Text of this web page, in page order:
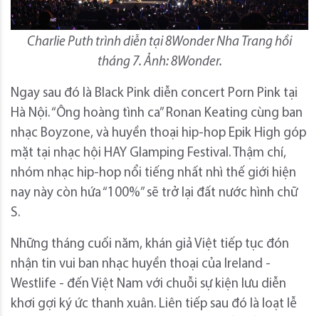
Charlie Puth trình diễn tại 8Wonder Nha Trang hồi
tháng 7. Ảnh: 8Wonder.
Ngay sau đó là Black Pink diễn concert Porn Pink tại
Hà Nội. “Ông hoàng tình ca” Ronan Keating cùng ban
nhạc Boyzone, và huyền thoại hip-hop Epik High góp
mặt tại nhạc hội HAY Glamping Festival. Thậm chí,
nhóm nhạc hip-hop nổi tiếng nhất nhì thế giới hiện
nay này còn hứa “100%” sẽ trở lại đất nước hình chữ
S.
Những tháng cuối năm, khán giả Việt tiếp tục đón
nhận tin vui ban nhạc huyền thoại của Ireland -
Westlife - đến Việt Nam với chuỗi sự kiện lưu diễn
khơi gợi ký ức thanh xuân. Liên tiếp sau đó là loạt lễ